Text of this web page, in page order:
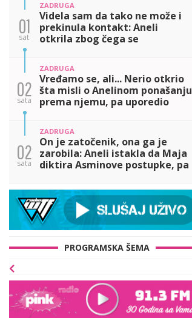
snage d
01
sat
ZADRUGA
Videla sam da tako ne može i
prekinula kontakt: Aneli
otkrila zbog čega se
najviše povredilo!
02
sata
ZADRUGA
Vređamo se, ali... Nerio otkrio
šta misli o Anelinom ponašanju
prema njemu, pa uporedio
02
sata
ZADRUGA
On je zatočenik, ona ga je
zarobila: Aneli istakla da Maja
diktira Asminove postupke, pa
prijatelji odrekli! (VIDEO)
PROGRAMSKA ŠEMA